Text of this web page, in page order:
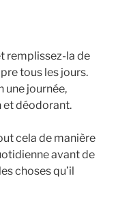
remplissez-la de
tous les jours.
une journée,
et déodorant.
cela de manière
avant de
choses qu’il